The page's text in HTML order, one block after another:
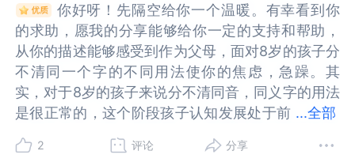
就不够，那么孩子对于词语的反应比较缓慢也是可
以理解的。第三个问题,是孩子自身能力和环境的一
个反馈情况，如果孩子自己使用词语很精准而且丰
富，那么可能孩子本身能力比较强，而且环境应该
提供的素材也足够。只是在书写方面暂时比较落
后，不需要太多担心。第四个问题，是关于书写
的，如果孩子从一年级开始，书写错误就比较多，
够，那么孩子对于词语的反应比较缓慢也是可以理
解的。第三个问题,是孩子自身能力和环境的一个反
馈情况，如果孩子自己使用词语很精准而且丰富，
那么可能孩子本身能力比较强，而且环境应该提供
的素材也足够。只是在书写方面暂时比较落后，不
需要太多担心。第四个问题，是关于书写的，如果
孩子从一年级开始，书写错误就比较多，特别表现
如，“已”和“己”、“士”和“土”、“贝”和“见”等。对于同
音字，如“在”和“再”、“做”和“作”、“结”在不同词中
的字形，他可能主要依赖声音线索，而忽略或无法
有效处理字形提供的视觉线索。2、视觉记忆能力不
足。表现为难以记住汉字的形状、笔画和结构。看
过很多遍的字，下次见到时可能仍然像新字一样，
需要重新辨认。这使得建立字形和字义/字音的稳定
联系变得困难。3、整体感觉处理效率有问题，那么
音字，如“在”和“再”、“做”和“作”、“结”在不同词中
的字形，他可能主要依赖声音线索，而忽略或无法
有效处理字形提供的视觉线索。2、视觉记忆能力不
足。表现为难以记住汉字的形状、笔画和结构。看
过很多遍的字，下次见到时可能仍然像新字一样，
需要重新辨认。这使得建立字形和字义/字音的稳定
联系变得困难。3、整体感觉处理效率有问题，那么
孩子可能在处理视觉信息时需要更长的时间、更多
...全部
你好呀！先隔空给你一个温暖。有幸看到你
的求助，愿我的分享能够给你一定的支持和帮助，
从你的描述能够感受到作为父母，面对8岁的孩子分
不清同一个字的不同用法使你的焦虑，急躁。其
实，对于8岁的孩子来说分不清同音，同义字的用法
是很正常的，这个阶段孩子认知发展处于前
不可逆性。所以，他们很难把同音，同义字用于不
的求助，愿我的分享能够给你一定的支持和帮助，
从你的描述能够感受到作为父母，面对8岁的孩子分
不清同一个字的不同用法使你的焦虑，急躁。其
实，对于8岁的孩子来说分不清同音，同义字的用法
是很正常的，这个阶段孩子认知发展处于前运算阶
性。所以，他们很难把同音，同义字用于不同的场
2 评论 分享